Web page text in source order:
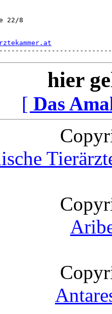
22/8
hier
[ Das